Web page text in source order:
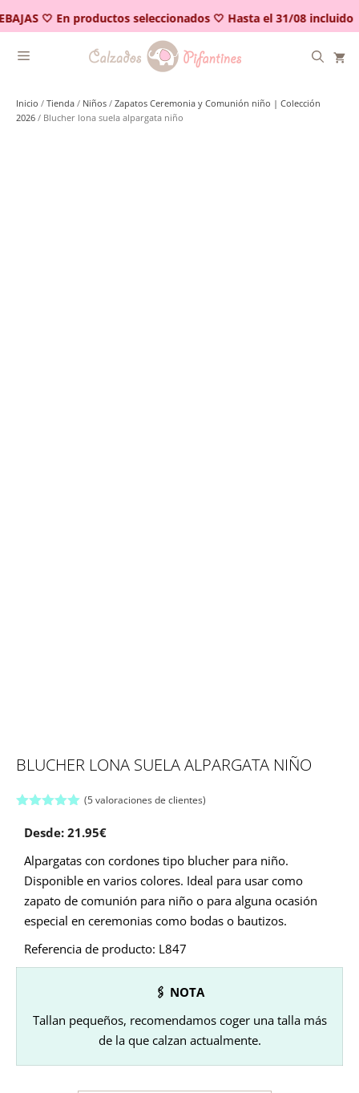
🤍 En productos seleccionados 🤍 Hasta el 31/08 incluido
al
contenido
Inicio / Tienda / Niños / Zapatos Ceremonia y Comunión niño | Colección
2026 / Blucher lona suela alpargata niño
BLUCHER LONA SUELA ALPARGATA NIÑO
(5valoraciones de clientes)
Desde: 21.95€
Alpargatas con cordones tipo blucher para niño.
Disponible en varios colores. Ideal para usar como
zapato de comunión para niño o para alguna ocasión
especial en ceremonias como bodas o bautizos.
Referencia de producto: L847
🖇 NOTA
Tallan pequeños, recomendamos coger una talla más
de la que calzan actualmente.